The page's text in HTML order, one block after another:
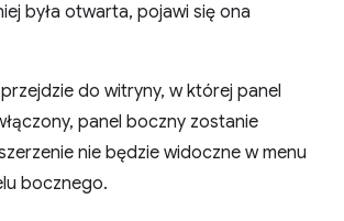
była otwarta, pojawi się ona
do witryny, w której panel
panel boczny zostanie
nie będzie widoczne w menu
bocznego.